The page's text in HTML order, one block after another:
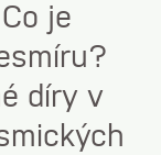
je
díry v